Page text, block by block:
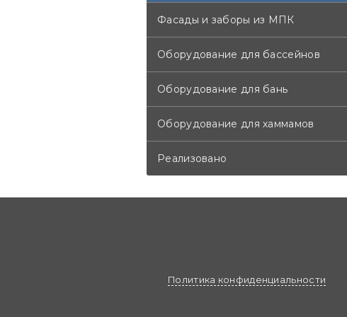
Фасады и заборы из МПК
Оборудование для бассейнов
Оборудование для бань
Оборудование для хаммамов
Реализовано
Политика конфиденциальности